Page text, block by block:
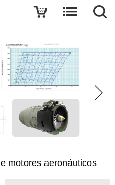
motores aeronáuticos